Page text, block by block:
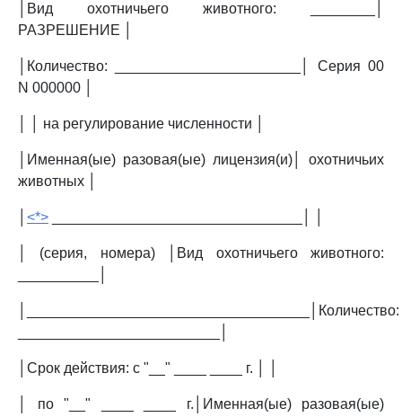
│Вид охотничьего животного: ________│
РАЗРЕШЕНИЕ │
│Количество: _______________________│ Серия 00
N 000000 │
│ │ на регулирование численности │
│Именная(ые) разовая(ые) лицензия(и)│ охотничьих
животных │
<*>
│ (серия, номера) │Вид охотничьего животного:
│___________________________________│Количество:
│Срок действия: с "__" ____ ____ г. │ │
│ по "__" ____ ____ г.│Именная(ые) разовая(ые)